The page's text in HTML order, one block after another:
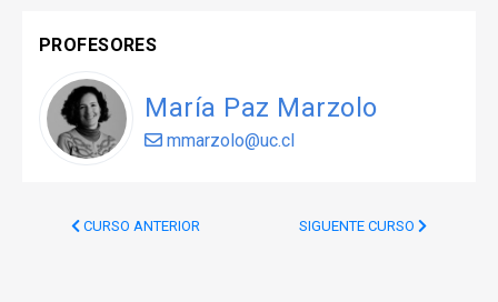
PROFESORES
María Paz Marzolo
mmarzolo@uc.cl
CURSO ANTERIOR SIGUENTE CURSO